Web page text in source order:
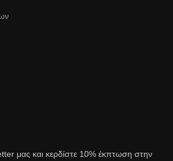
μας και κερδίστε 10% έκπτωση στην